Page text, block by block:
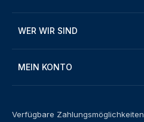
WER WIR SIND
MEIN KONTO
Verfügbare Zahlungsmöglichkeiten